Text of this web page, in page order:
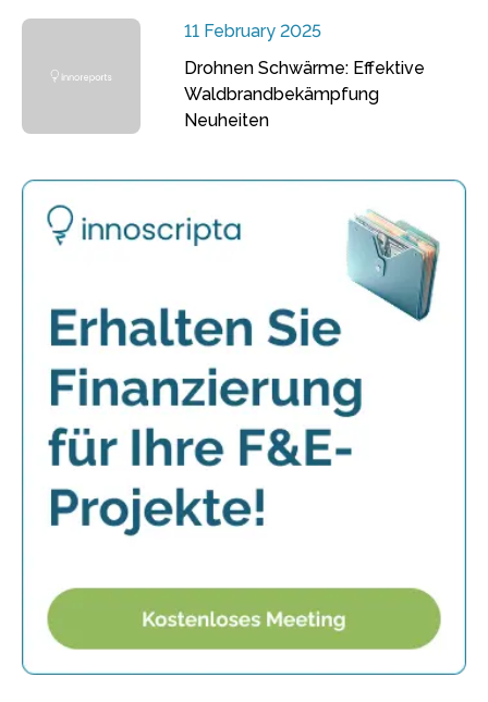
11 February 2025
Drohnen Schwärme: Effektive
Waldbrandbekämpfung
Neuheiten